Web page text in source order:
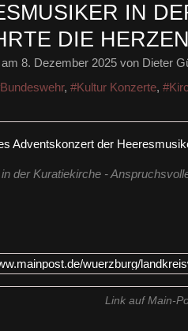
IN
DIE HERZEN
8. Dezember 2025 von Dieter
, #Kultur Konzerte,
der Kuratiekirche -
Link auf Main-